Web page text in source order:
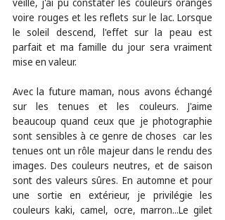
voire rouges et les reflets sur le lac. Lorsque
le soleil descend, l'effet sur la peau est
parfait et ma famille du jour sera vraiment
mise en valeur.
Avec la future maman, nous avons échangé
sur les tenues et les couleurs. J'aime
beaucoup quand ceux que je photographie
sont sensibles à ce genre de choses  car les
tenues ont un rôle majeur dans le rendu des
images. Des couleurs neutres, et de saison
sont des valeurs sûres. En automne et pour
une sortie en extérieur, je privilégie les
couleurs kaki, camel, ocre, marron...Le gilet